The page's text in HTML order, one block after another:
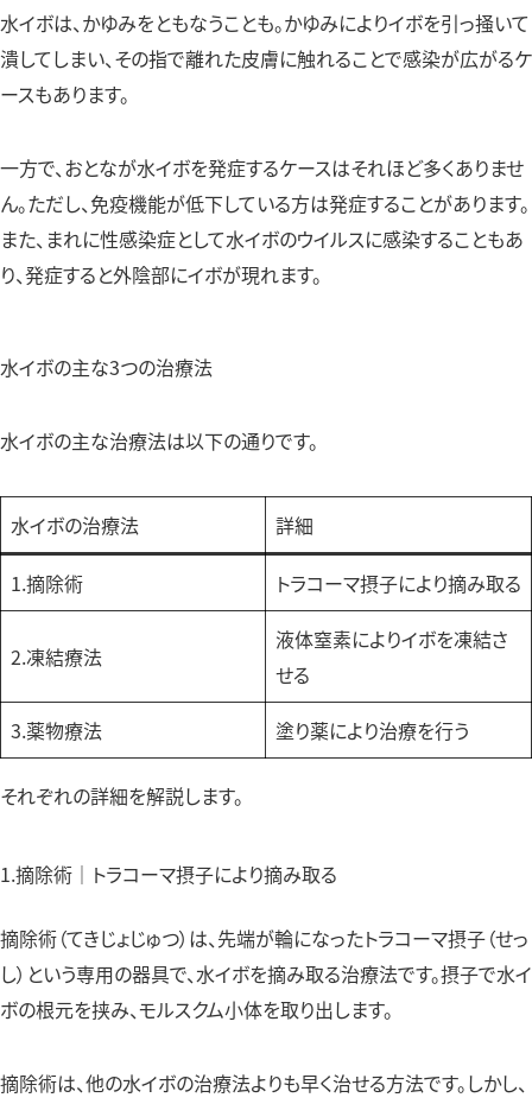
水イボは、かゆみをともなうことも。かゆみによりイボを引っ掻いて
潰してしまい、その指で離れた皮膚に触れることで感染が広がるケ
ースもあります。
一方で、おとなが水イボを発症するケースはそれほど多くありませ
ん。ただし、免疫機能が低下している方は発症することがあります。
また、まれに性感染症として水イボのウイルスに感染することもあ
り、発症すると外陰部にイボが現れます。
水イボの主な3つの治療法
水イボの主な治療法は以下の通りです。
水イボの治療法 詳細
1.摘除術 トラコーマ摂子により摘み取る
2.凍結療法
液体窒素によりイボを凍結さ
せる
3.薬物療法
塗り薬により治療を行う
それぞれの詳細を解説します。
1.摘除術｜トラコーマ摂子により摘み取る
摘除術（てきじょじゅつ）は、先端が輪になったトラコーマ摂子（せっ
し）という専用の器具で、水イボを摘み取る治療法です。摂子で水イ
ボの根元を挟み、モルスクム小体を取り出します。
摘除術は、他の水イボの治療法よりも早く治せる方法です。しかし、